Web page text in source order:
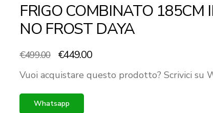
FRIGO COMBINATO 185CM
NO FROST DAYA
€499.00
Il
originale
era:
€499.00.
€449.00Il
attuale
Vuoi acquistare questo prodotto? Scrivici su
Whatsapp